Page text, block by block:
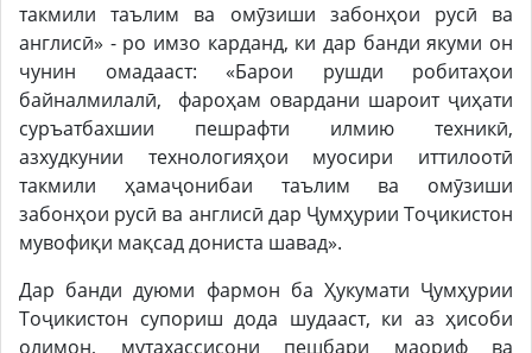
такмили таълим ва омӯзиши забонҳои русӣ ва
англисӣ» - ро имзо карданд, ки дар банди якуми он
чунин омадааст: «Барои рушди робитаҳои
байналмилалӣ, фароҳам овардани шароит ҷиҳати
суръатбахшии пешрафти илмию техникӣ,
азхудкунии технологияҳои муосири иттилоотӣ
такмили ҳамаҷонибаи таълим ва омӯзиши
забонҳои русӣ ва англисӣ дар Ҷумҳурии Тоҷикистон
мувофиқи мақсад дониста шавад».
Дар банди дуюми фармон ба Ҳукумати Ҷумҳурии
Тоҷикистон супориш дода шудааст, ки аз ҳисоби
олимон, мутахассисони пешбари маориф ва